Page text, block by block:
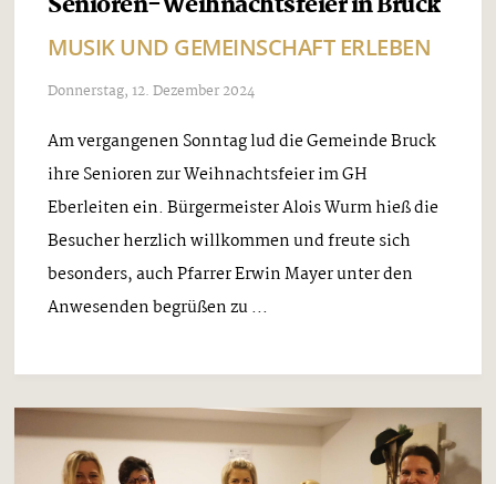
MUSIK UND GEMEINSCHAFT ERLEBEN
Donnerstag, 12. Dezember 2024
Am vergangenen Sonntag lud die Gemeinde Bruck
ihre Senioren zur Weihnachtsfeier im GH
Eberleiten ein. Bürgermeister Alois Wurm hieß die
Besucher herzlich willkommen und freute sich
besonders, auch Pfarrer Erwin Mayer unter den
Anwesenden begrüßen zu ...